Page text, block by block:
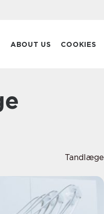
ABOUT US COOKIES
Tandlæge